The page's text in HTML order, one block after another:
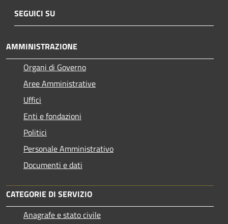
SEGUICI SU
AMMINISTRAZIONE
Organi di Governo
Aree Amministrative
Uffici
Enti e fondazioni
Politici
Personale Amministrativo
Documenti e dati
CATEGORIE DI SERVIZIO
Anagrafe e stato civile